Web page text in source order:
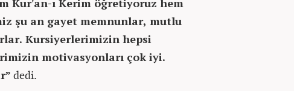
Kur'an-ı Kerim öğretiyoruz hem
şu an gayet memnunlar, mutlu
Kursiyerlerimizin hepsi
motivasyonları çok iyi.
dedi.